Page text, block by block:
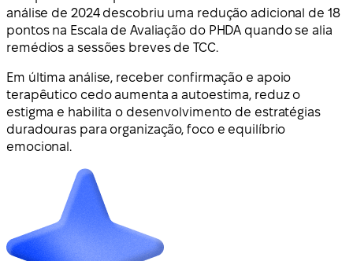
análise de 2024 descobriu uma redução adicional de 18
pontos na Escala de Avaliação do PHDA quando se alia
remédios a sessões breves de TCC.
Em última análise, receber confirmação e apoio
terapêutico cedo aumenta a autoestima, reduz o
estigma e habilita o desenvolvimento de estratégias
duradouras para organização, foco e equilíbrio
emocional.